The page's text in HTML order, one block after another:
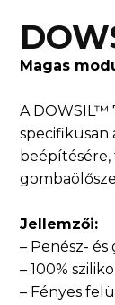
Magas
A DOWSIL™
specifikusan
Jellemzői:
– Penész-
– 100%
– Fényes